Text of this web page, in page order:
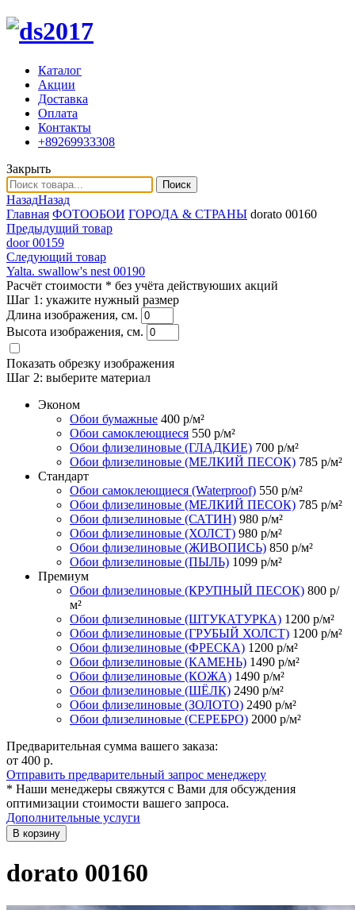
Каталог
Акции
Доставка
Оплата
Контакты
+89269933308
Закрыть
Поиск
НазадНазад
Главная ФОТООБОИ ГОРОДА & СТРАНЫ dorato 00160
Предыдущий товар
door 00159
Следующий товар
Yalta. swallow's nest 00190
Расчёт стоимости * без учёта действуюших акций
Шаг 1: укажите нужный размер
Длина изображения, см.
Высота изображения, см.
Показать обрезку изображения
Шаг 2: выберите материал
Эконом
Обои бумажные 400 р/м²
Обои самоклеющиеся 550 р/м²
Обои флизелиновые (ГЛАДКИЕ) 700 р/м²
Обои флизелиновые (МЕЛКИЙ ПЕСОК) 785 р/м²
Стандарт
Обои самоклеющиеся (Waterproof) 550 р/м²
Обои флизелиновые (МЕЛКИЙ ПЕСОК) 785 р/м²
Обои флизелиновые (САТИН) 980 р/м²
Обои флизелиновые (ХОЛСТ) 980 р/м²
Обои флизелиновые (ЖИВОПИСЬ) 850 р/м²
Обои флизелиновые (ПЫЛЬ) 1099 р/м²
Премиум
Обои флизелиновые (КРУПНЫЙ ПЕСОК) 800 р/
м²
Обои флизелиновые (ШТУКАТУРКА) 1200 р/м²
Обои флизелиновые (ГРУБЫЙ ХОЛСТ) 1200 р/м²
Обои флизелиновые (ФРЕСКА) 1200 р/м²
Обои флизелиновые (КАМЕНЬ) 1490 р/м²
Обои флизелиновые (КОЖА) 1490 р/м²
Обои флизелиновые (ШЁЛК) 2490 р/м²
Обои флизелиновые (ЗОЛОТО) 2490 р/м²
Обои флизелиновые (СЕРЕБРО) 2000 р/м²
Предварительная сумма вашего заказа:
от 400 р.
Отправить предварительный запрос менеджеру
* Наши менеджеры свяжутся с Вами для обсуждения
оптимизации стоимости вашего запроса.
Дополнительные услуги
В корзину
dorato 00160